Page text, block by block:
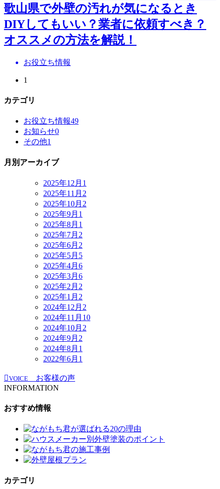
歌山県で外壁の汚れが気になるとき
DIYしてもいい？業者に依頼すべき？
オススメの方法を解説！
お役立ち情報
1
カテゴリ
お役立ち情報49
お知らせ0
その他1
月別アーカイブ
2025年12月 1
2025年11月 2
2025年10月 2
2025年9月 1
2025年8月 1
2025年7月 2
2025年6月 2
2025年5月 5
2025年4月 6
2025年3月 6
2025年2月 2
2025年1月 2
2024年12月 2
2024年11月 10
2024年10月 2
2024年9月 2
2024年8月 1
2022年6月 1
VOICE
お客様の声
INFORMATION
おすすめ情報
カテゴリ